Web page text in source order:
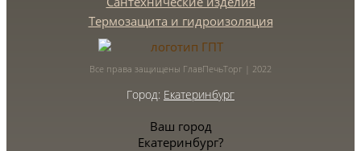
Термозащита и гидроизоляция
Все права защищены ГлавПечьТорг | 2022
Город: Екатеринбург
Ваш город
Екатеринбург?